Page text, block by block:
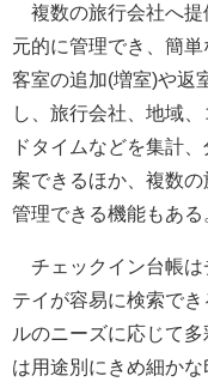
複数の旅行会社へ提
元的に管理でき、簡
客室の追加(増室)や返
し、旅行会社、地域
ドタイムなどを集計
案できるほか、複数
管理できる機能もある
チェックイン台帳は
テイが容易に検索で
ルのニーズに応じて
は用途別にきめ細かな